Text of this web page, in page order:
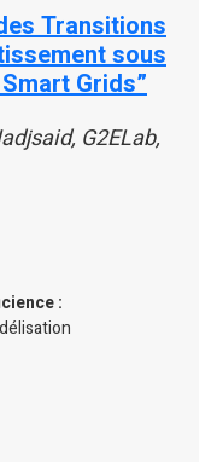
Transitions
sous
Grids”
G2ELab,
: